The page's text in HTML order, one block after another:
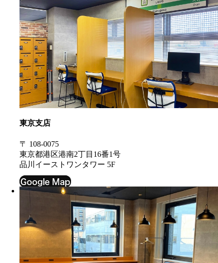
東京支店
〒 108-0075
東京都港区港南2丁目16番1号
品川イーストワンタワー 5F
Google Map